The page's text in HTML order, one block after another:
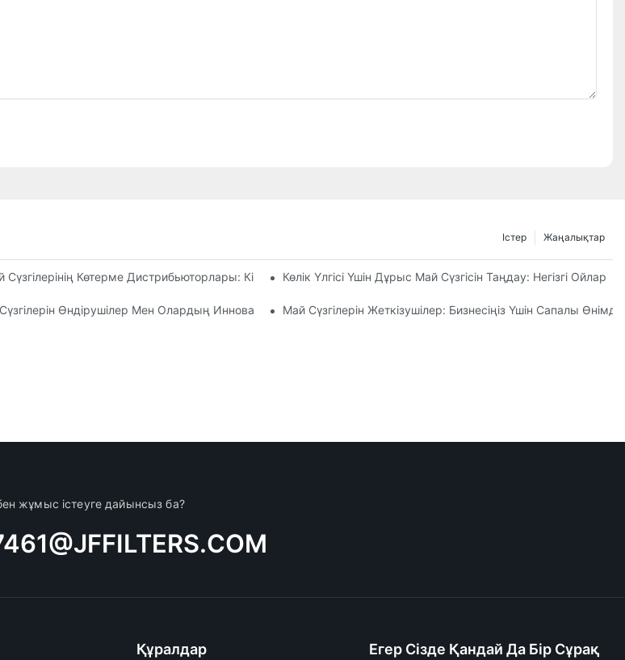
Жаңалықтар
Істер
Көтерме Дистрибьюторлары: Кімге Сену Керек?Көлік Үлгісі Үшін Дұрыс Май Сүзгісін Таңдау: Негізгі Ойлар
Өндірушілер Мен Олардың Инновацияларына Назар АударуМай Сүзгілерін Жеткізушілер: Бизнесіңіз Үшін Сапалы
жұмыс істеуге дайынсыз ба?
Құралдар Егер Сізде Қандай Да Бір Сұрақ